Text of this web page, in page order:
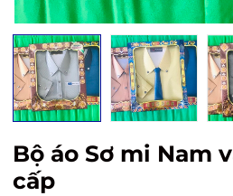
Bộ áo Sơ mi Nam
cấp